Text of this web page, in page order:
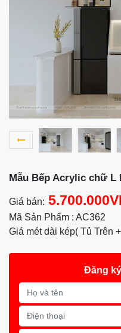
Mẫu Bếp Acrylic chữ L
Giá bán:
Mã Sản Phẩm : AC362
Giá mét dài kép( Tủ Trên
Đăng